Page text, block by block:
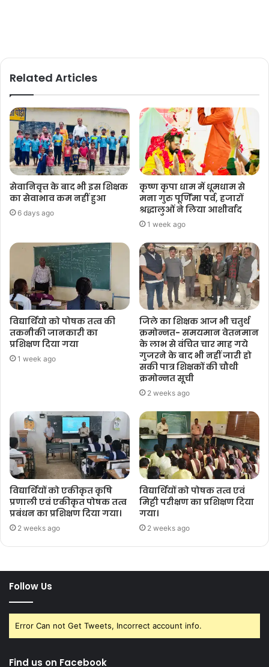
Related Articles
सेवानिवृत्त के बाद भी इस शिक्षक
का सेवाभाव कम नहीं हुआ
6 days ago
कृष्ण कृपा धाम में धूमधाम से
मना गुरु पूर्णिमा पर्व, हजारों
श्रद्धालुओं ने लिया आशीर्वाद
1 week ago
विद्यार्थियो को पोषक तत्व की
तकनीकी जानकारी का
प्रशिक्षण दिया गया
1 week ago
जिले का शिक्षक आज भी चतुर्थ
क्रमोन्नत- समयमान वेतनमान
के लाभ से वंचित चार माह गये
गुजरने के बाद भी नहीं जारी हो
सकी पात्र शिक्षकों की चौथी
क्रमोन्नत सूची
2 weeks ago
विद्यार्थियों को एकीकृत कृषि
प्रणाली एवं एकीकृत पोषक तत्व
प्रबंधन का प्रशिक्षण दिया गया।
2 weeks ago
विद्यार्थियों को पोषक तत्व एवं
मिट्टी परीक्षण का प्रशिक्षण दिया
गया।
2 weeks ago
Follow Us
Error Can not Get Tweets, Incorrect account info.
Find us on Facebook